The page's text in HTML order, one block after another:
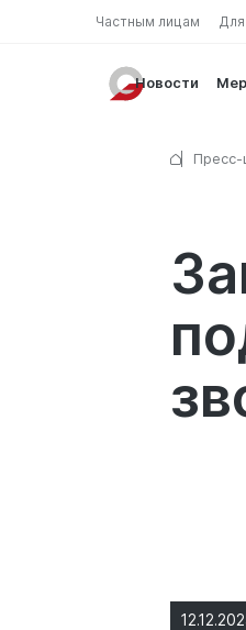
Частным лицам
Новости
Пресс-